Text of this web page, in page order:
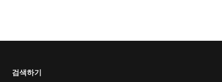
검색하기